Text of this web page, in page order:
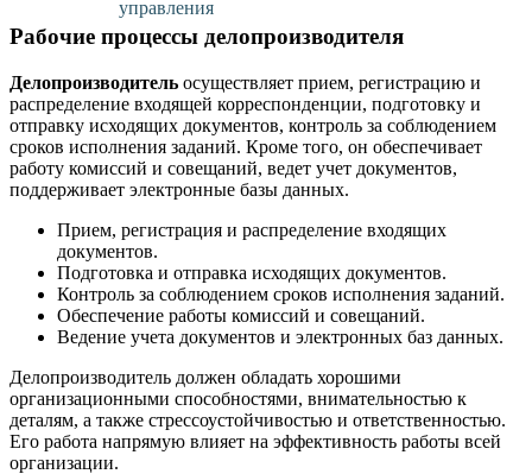
управления
Рабочие процессы делопроизводителя
Делопроизводитель осуществляет прием, регистрацию и
распределение входящей корреспонденции, подготовку и
отправку исходящих документов, контроль за соблюдением
сроков исполнения заданий. Кроме того, он обеспечивает
работу комиссий и совещаний, ведет учет документов,
поддерживает электронные базы данных.
Прием, регистрация и распределение входящих
документов.
Подготовка и отправка исходящих документов.
Контроль за соблюдением сроков исполнения заданий.
Обеспечение работы комиссий и совещаний.
Ведение учета документов и электронных баз данных.
Делопроизводитель должен обладать хорошими
организационными способностями, внимательностью к
деталям, а также стрессоустойчивостью и ответственностью.
Его работа напрямую влияет на эффективность работы всей
организации.